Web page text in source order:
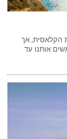
הקלאסית, אך
אותנו עד